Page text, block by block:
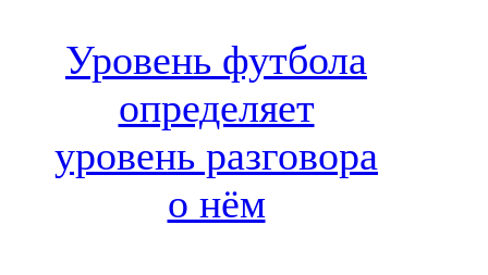
Уровень футбола
определяет
уровень разговора
о нём